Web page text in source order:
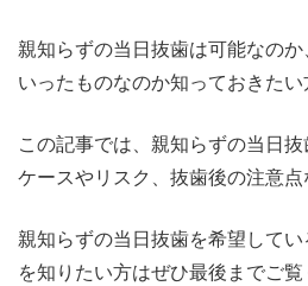
親知らずの当日抜歯は可能なの
いったものなのか知っておきたい
この記事では、親知らずの当日
ケースやリスク、抜歯後の注意点
親知らずの当日抜歯を希望して
を知りたい方はぜひ最後までご覧